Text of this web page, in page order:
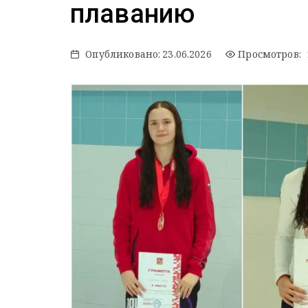
плаванию
Опубликовано: 23.06.2026 Просмотров: